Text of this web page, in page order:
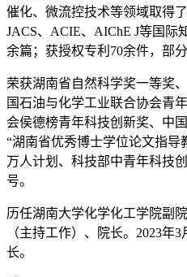
催化、微流控技术等领域取得
JACS、ACIE、AIChE J等国际
余篇；获授权专利70余件，部
荣获湖南省自然科学奖一等奖
国石油与化学工业联合协会青
会侯德榜青年科技创新奖、中
“湖南省优秀博士学位论文指导
万人计划、科技部中青年科技
号。
历任湖南大学化学化工学院副
（主持工作）、院长。2023年
长。